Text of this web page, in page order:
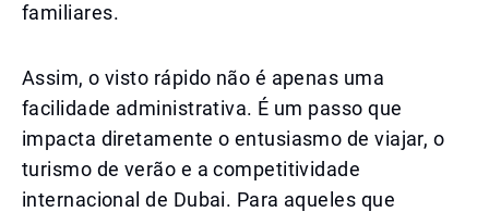
familiares.
Assim, o visto rápido não é apenas uma
facilidade administrativa. É um passo que
impacta diretamente o entusiasmo de viajar, o
turismo de verão e a competitividade
internacional de Dubai. Para aqueles que